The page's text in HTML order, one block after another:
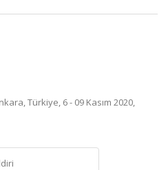
Türkiye, 6 - 09 Kasım 2020,